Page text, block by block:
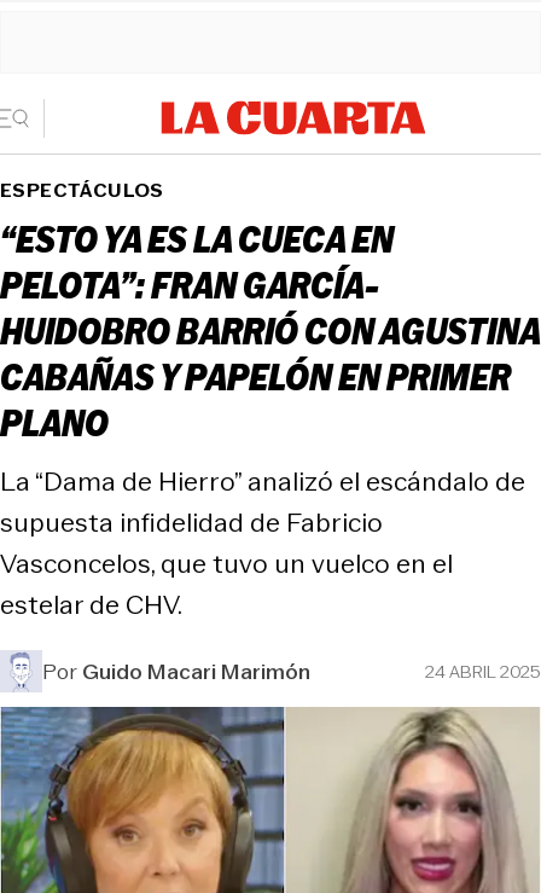
ESPECTÁCULOS
“ESTO YA ES LA CUECA EN
PELOTA”: FRAN GARCÍA-
HUIDOBRO BARRIÓ CON AGUSTINA
CABAÑAS Y PAPELÓN EN PRIMER
PLANO
La “Dama de Hierro” analizó el escándalo de
supuesta infidelidad de Fabricio
Vasconcelos, que tuvo un vuelco en el
estelar de CHV.
PorGuido Macari Marimón 24 ABRIL 2025